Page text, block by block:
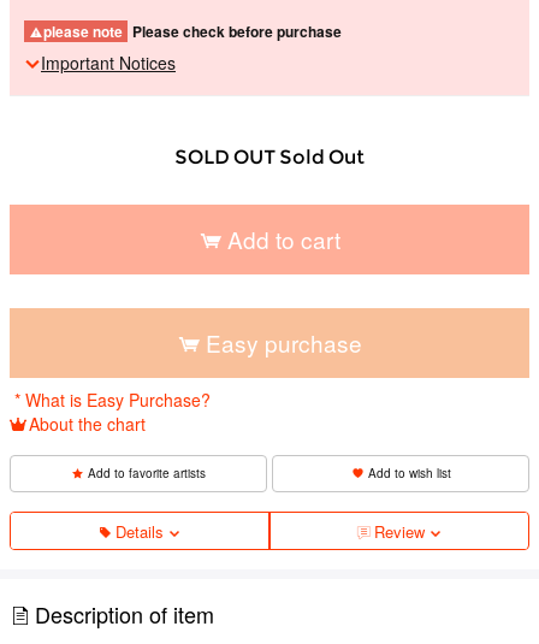
please note Please check before purchase
Important Notices
SOLD OUT Sold Out
Add to cart
Easy purchase
* What is Easy Purchase?
About the chart
Add to favorite artists Add to wish list
Details Review
Description of item